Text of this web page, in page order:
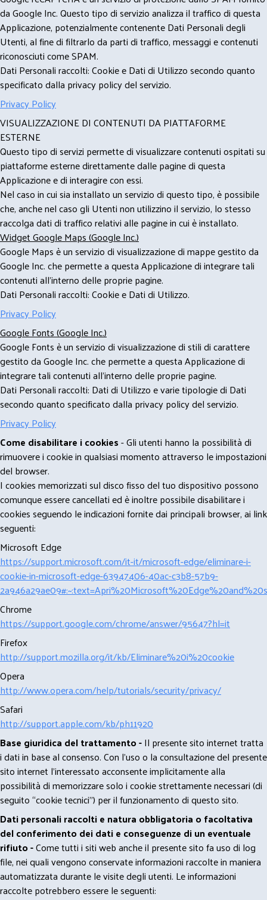
da Google Inc. Questo tipo di servizio analizza il traffico di questa
Applicazione, potenzialmente contenente Dati Personali degli
Utenti, al fine di filtrarlo da parti di traffico, messaggi e contenuti
riconosciuti come SPAM.
Dati Personali raccolti: Cookie e Dati di Utilizzo secondo quanto
specificato dalla privacy policy del servizio.
Privacy Policy
VISUALIZZAZIONE DI CONTENUTI DA PIATTAFORME
ESTERNE
Questo tipo di servizi permette di visualizzare contenuti ospitati su
piattaforme esterne direttamente dalle pagine di questa
Applicazione e di interagire con essi.
Nel caso in cui sia installato un servizio di questo tipo, è possibile
che, anche nel caso gli Utenti non utilizzino il servizio, lo stesso
raccolga dati di traffico relativi alle pagine in cui è installato.
Widget Google Maps (Google Inc.)
Google Maps è un servizio di visualizzazione di mappe gestito da
Google Inc. che permette a questa Applicazione di integrare tali
contenuti all'interno delle proprie pagine.
Dati Personali raccolti: Cookie e Dati di Utilizzo.
Privacy Policy
Google Fonts (Google Inc.)
Google Fonts è un servizio di visualizzazione di stili di carattere
gestito da Google Inc. che permette a questa Applicazione di
integrare tali contenuti all'interno delle proprie pagine.
Dati Personali raccolti: Dati di Utilizzo e varie tipologie di Dati
secondo quanto specificato dalla privacy policy del servizio.
Privacy Policy
Come disabilitare i cookies- Gli utenti hanno la possibilità di
rimuovere i cookie in qualsiasi momento attraverso le impostazioni
del browser.
I cookies memorizzati sul disco fisso del tuo dispositivo possono
comunque essere cancellati ed è inoltre possibile disabilitare i
cookies seguendo le indicazioni fornite dai principali browser, ai link
seguenti:
Microsoft Edge
https://support.microsoft.com/it-it/microsoft-edge/eliminare-i-
cookie-in-microsoft-edge-63947406-40ac-c3b8-57b9-
Chrome
https://support.google.com/chrome/answer/95647?hl=it
Firefox
http://support.mozilla.org/it/kb/Eliminare%20i%20cookie
Opera
http://www.opera.com/help/tutorials/security/privacy/
Safari
http://support.apple.com/kb/ph11920
Base giuridica del trattamento -Il presente sito internet tratta
i dati in base al consenso. Con l'uso o la consultazione del presente
sito internet l’interessato acconsente implicitamente alla
possibilità di memorizzare solo i cookie strettamente necessari (di
seguito “cookie tecnici”) per il funzionamento di questo sito.
Dati personali raccolti e natura obbligatoria o facoltativa
del conferimento dei dati e conseguenze di un eventuale
rifiuto -Come tutti i siti web anche il presente sito fa uso di log
file, nei quali vengono conservate informazioni raccolte in maniera
automatizzata durante le visite degli utenti. Le informazioni
raccolte potrebbero essere le seguenti: